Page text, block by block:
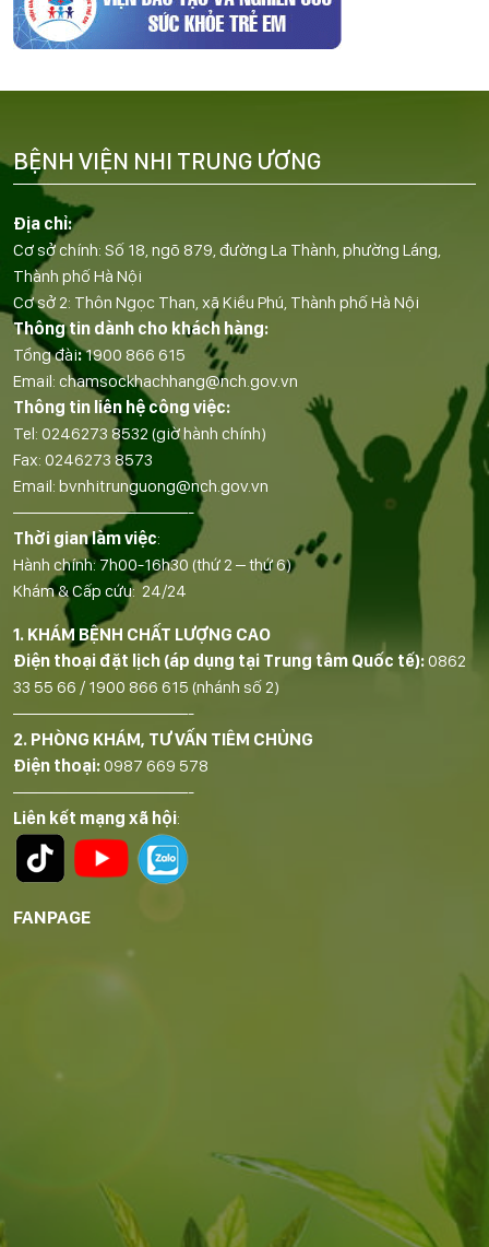
Địa chỉ:
Cơ sở chính: Số 18, ngõ 879, đường La Thành, phường Láng,
Thành phố Hà Nội
Cơ sở 2: Thôn Ngọc Than, xã Kiều Phú, Thành phố Hà Nội
Thông tin dành cho khách hàng:
Tổng đài:1900 866 615
Email: chamsockhachhang@nch.gov.vn
Thông tin liên hệ công việc:
Tel: 0246273 8532 (giờ hành chính)
Fax: 0246273 8573
Email: bvnhitrunguong@nch.gov.vn
——————————-
Thời gian làm việc:
Hành chính: 7h00-16h30 (thứ 2 – thứ 6)
Khám & Cấp cứu: 24/24
1. KHÁM BỆNH CHẤT LƯỢNG CAO
Điện thoại đặt lịch (áp dụng tại Trung tâm Quốc tế):0862
33 55 66 / 1900 866 615 (nhánh số 2)
——————————-
2. PHÒNG KHÁM, TƯ VẤN TIÊM CHỦNG
Điện thoại:0987 669 578
——————————-
Liên kết mạng xã hội:
FANPAGE
BỆNH VIỆN NHI TRUNG ƯƠNG